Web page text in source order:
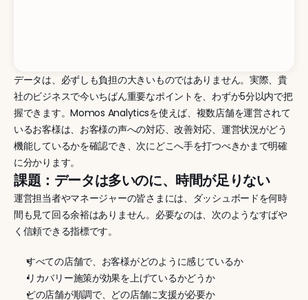
データは、必ずしも負担の大きいものではありません。実際、貴
社のビジネスで今いちばん重要なポイントを、わずか5分以内で把
握できます。Momos Analyticsを使えば、複数店舗を運営されて
いるお客様は、お客様の声への対応、改善対応、運営状況がどう
機能しているかを確認でき、次にどこへ手を打つべきかまで明確
に分かります。
課題：データは多いのに、時間が足りない
運営担当者やマネージャーの皆さまには、ダッシュボードを何時
間も見て回る余裕はありません。必要なのは、次のようなすばや
く信頼できる指標です。
すべての店舗で、お客様がどのように感じているか
リカバリー施策が効果を上げているかどうか
どの店舗が順調で、どの店舗に支援が必要か